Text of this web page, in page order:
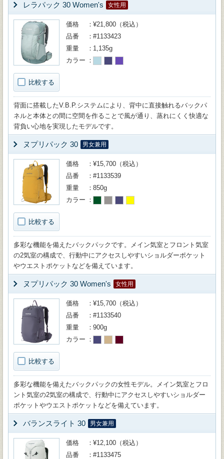
レラパック 30 Women's 女性用
比較する
価格
¥21,800（税込）
品番
#1133423
重量
1,135g
カラー
背面に搭載したV.B.P.システムにより、背中に直接触れるバックパ
ネルと本体との間に空間を作ることで風が通り、蒸れにくく快適な
背負い心地を実現したモデルです。
ヌプリパック 30 男女兼用
比較する
価格
¥15,700（税込）
品番
#1133539
重量
850g
カラー
多彩な機能を備えたバックパックです。メイン気室とフロント気室
の2気室の構成で、行動中にアクセスしやすいショルダーポケット
やウエストポケットなどを備えています。
ヌプリパック 30 Women's 女性用
比較する
価格
¥15,700（税込）
品番
#1133540
重量
900g
カラー
多彩な機能を備えたバックパックの女性モデル。メイン気室とフロ
ント気室の2気室の構成で、行動中にアクセスしやすいショルダー
ポケットやウエストポケットなどを備えています。
バランスライト 30 男女兼用
価格
¥12,100（税込）
品番
#1133475